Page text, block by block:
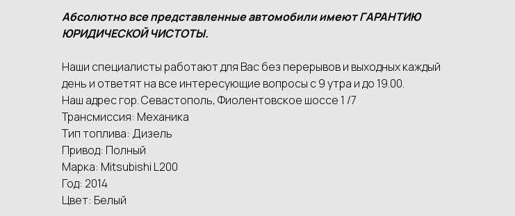
Абсолютно все представленные автомобили имеют ГАРАНТИЮ
ЮРИДИЧЕСКОЙ ЧИСТОТЫ.
Наши специалисты работают для Вас без перерывов и выходных каждый
день и ответят на все интересующие вопросы с 9 утра и до 19.00.
Наш адрес гор. Севастополь, Фиолентовское шоссе 1 /7
Трансмиссия: Механика
Тип топлива: Дизель
Привод: Полный
Марка: Mitsubishi L200
Год: 2014
Цвет: Белый